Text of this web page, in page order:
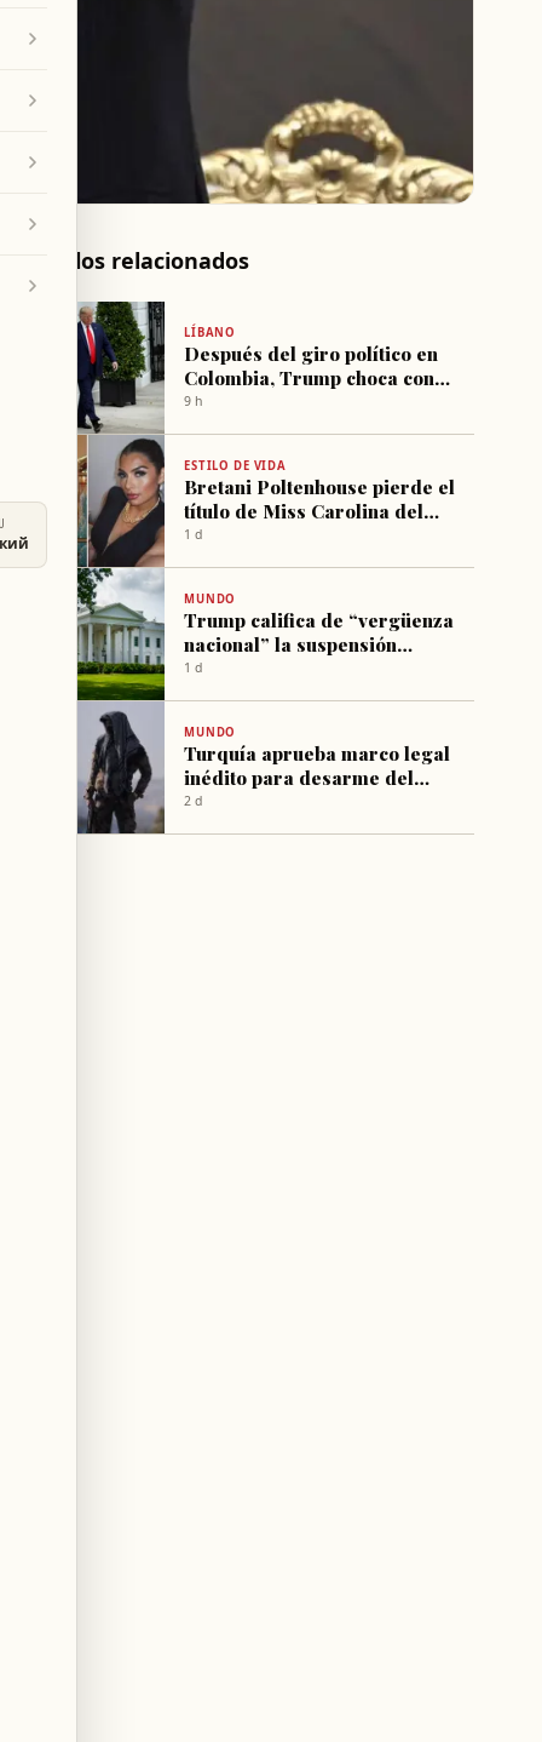
Artículos relacionados
LÍBANO
Después del giro político en
Colombia, Trump choca con
el 'imperio de la cocaína'
9 h
ESTILO DE VIDA
Bretani Poltenhouse pierde el
título de Miss Carolina del
Norte 2026 tras cinco
1 d
MUNDO
Trump califica de “vergüenza
nacional” la suspensión
judicial del proyecto de la
1 d
MUNDO
Turquía aprueba marco legal
inédito para desarme del
PKK
2 d